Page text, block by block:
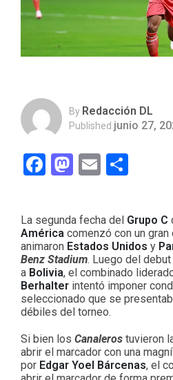
By Redacción DL
Published junio 27,
Facebook
Mastodon
Email
La segunda fecha del Grupo C
América comenzó con un
animaron Estados Unidos y
Benz Stadium. Luego del
a Bolivia, el combinado
Berhalter intentó imponer
seleccionado que se
débiles del torneo.
Si bien los Canaleros tuvieron
abrir el marcador con una
por Edgar Yoel Bárcenas, el